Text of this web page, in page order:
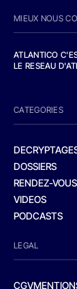
MIEUX NOUS
ATLANTICO
LE RESEAU
CATEGORIES
DOSSIERS
RENDEZ-VOUS
VIDEOS
PODCASTS
LEGAL
CGV